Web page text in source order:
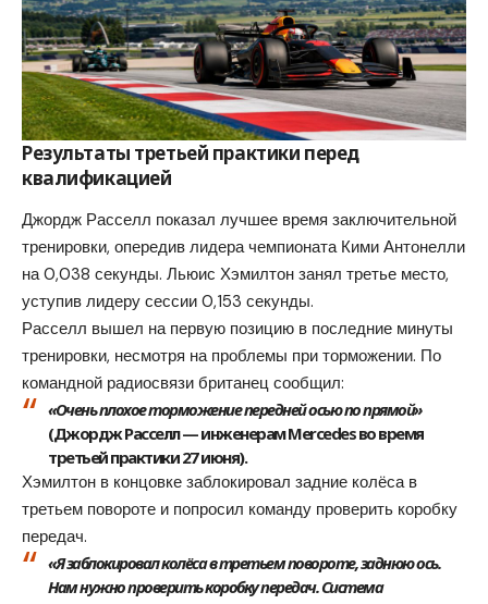
Результаты третьей практики перед
квалификацией
Джордж Расселл показал лучшее время заключительной
тренировки, опередив лидера чемпионата Кими Антонелли
на 0,038 секунды. Льюис Хэмилтон занял третье место,
уступив лидеру сессии 0,153 секунды.
Расселл вышел на первую позицию в последние минуты
тренировки, несмотря на проблемы при торможении. По
командной радиосвязи британец сообщил:
«Очень плохое торможение передней осью по прямой»
(Джордж Расселл — инженерам Mercedes во время
третьей практики 27 июня).
Хэмилтон в концовке заблокировал задние колёса в
третьем повороте и попросил команду проверить коробку
передач.
«Я заблокировал колёса в третьем повороте, заднюю ось.
Нам нужно проверить коробку передач. Система